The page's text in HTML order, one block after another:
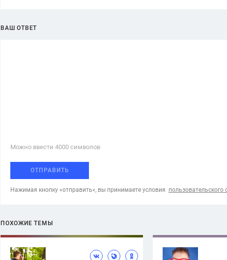
ВАШ ОТВЕТ
Можно ввести 4000 cимволов
ОТПРАВИТЬ
Нажимая кнопку «отправить», вы принимаете условия пользовательского
ПОХОЖИЕ ТЕМЫ